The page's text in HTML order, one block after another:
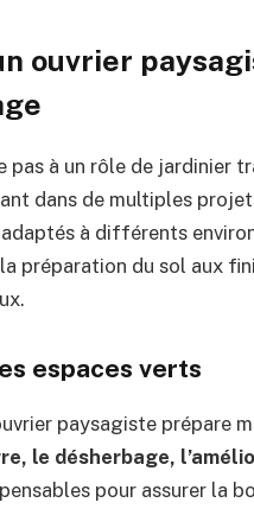
ouvrier
à un rôle de jardinier
dans de multiples
à différents
préparation du sol aux
espaces verts
paysagiste prépare
le désherbage,
pour assurer la